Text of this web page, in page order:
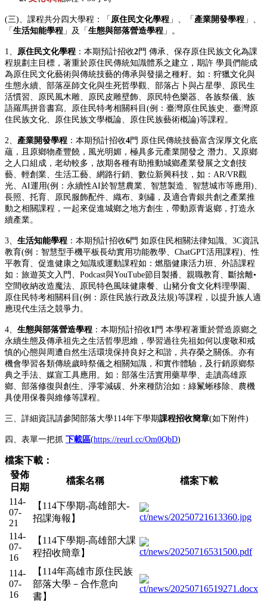
(三)、課程共分四大學程：「 原住民文化學程 」、「 產業開發學程 」、
「 生活知能學程 」及「 生態與部落營造學程 」。
1、 原住民文化學程 ：本期預計招收2門 傳承、保存原住民族文化為課
程規劃主目標，著重於原住民傳統知識體系之建立，期許 學員們能成
為原住民文化藝術與傳統技藝的傳承與發揚之種籽。如：狩獵文化與
生態永續、部落巫師文化與生死哲學觀、部落占卜與占星學、原民生
活慣習、原民風木雕、原民皮雕壁飾、原民特色樂器、各族祭儀、族
語羅馬拼音書寫、原住民特考相關科目(例：臺灣原住民族史、臺灣原
住民族文化、原住民族文學概論、原住民族藝術概論)等課程。​​
2、 產業開發學程 ：本期預計招收4門 原住民傳統技藝富含深厚文化底
蘊，且原鄉物產豐饒，風光明媚，極具多元產業開發之 潛力。又原鄉
之人口組成，老幼較多，故期各種有助推動城鄉產業發展之文創技
藝、輕創業、生活工藝、網路行銷、數位新興科技，如：AR/VR觀
光、AI運用(例：永續性AI於智慧農業、智慧製造、智慧城市等應用)、
長照、托育、原民服飾配件、織布、刺繡，及適合青銀共創之產業推
動之相關課程，一起來促進城鄉之地方創生，帶動原青返鄉，打造永
續產業。
​3、 生活知能學程 ：本期預計招收6門 如原住民相關法律知識、3C資訊
教育(例：智慧型手機平板長幼實用功能教學、ChatGPT活用課程)、性
平教育、促進健康之知識或運動課程如：燃脂健康活力班、外語課程
如：旅遊英文入門、Podcast與YouTube節目製播、親職教育、斷捨離•
空間收納改造魔法、原民特色風味健康餐、山豬分食文化料理學園、
原住民特考相關科目(例：原住民族行政及法規)等課程，以提升族人適
應現代生活之競爭力。
​4、 生態與部落營造學程 ：本期預計招收1 門 本學程著重於營造原鄉之
永續生態及傳承祖先之生活哲學思維，學習過往先祖如何以虔敬和戒
慎的心態與周遭自然生活環境保持良好之和諧，共存榮之關係。亦有
機會學習各類傳統歲時祭儀之相關知識，和實作體驗，及行銷原鄉祭
典之手法、媒宣工具應用。如：部落生活實用藥草學、走讀高雄原
鄉、部落修復與創生、淨零減碳、外來種防治如：綠鬣蜥移除、農機
具使用保養與維修等課程。
三、詳細資訊請參閱部落大學114年下學期課程招收簡章(如下附件)
四、表單一把抓 下載區(https://reurl.cc/Om0QbD)
檔案下載：
發佈
日期
檔案名稱 檔案下載
114-
07-
21
【114下學期-高雄部大-
招課海報】
114-
07-
16
【114下學期-高雄部大課
程招收簡章】
114-
07-
16
【114年高雄市原住民族
部落大學－合作意向
書】